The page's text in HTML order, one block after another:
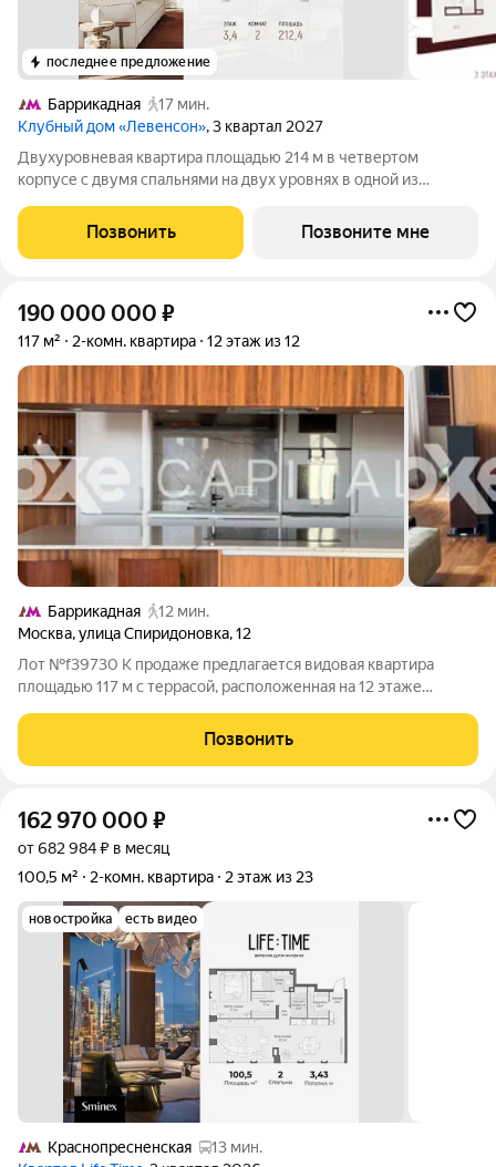
последнее предложение
Баррикадная
17 мин.
Клубный дом «Левенсон», 3 квартал 2027
Двухуровневая квартира площадью 214 м в четвертом
корпусе с двумя спальнями на двух уровнях в одной из
зимой и прохладу летом. Окна открывают виды на северо-
восток. Первый уровень: гостиная и
Позвонить Позвоните мне
190 000 000 ₽
117 м² 2-комн. квартира 12 этаж из 12
Баррикадная
12 мин.
Москва,улица Спиридоновка,12
Лот №f39730 К продаже предлагается видовая квартира
площадью 117 м с террасой, расположенная на 12 этаже
Патриарших прудах. Из панорамных окон открываются
завораживающие виды на центр города и
Позвонить
162 970 000 ₽
от 682 984 ₽ в месяц
100,5 м²
2-комн. квартира 2 этаж из 23
новостройка есть видео
Краснопресненская
13 мин.